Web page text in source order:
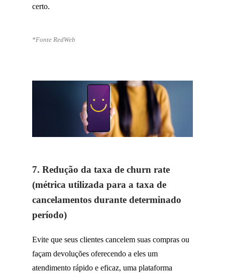
certo.
*Fonte RedWeb
7. Redução da taxa de churn rate
(métrica utilizada para a taxa de
cancelamentos durante determinado
período)
Evite que seus clientes cancelem suas compras ou
façam devoluções oferecendo a eles um
atendimento rápido e eficaz, uma plataforma